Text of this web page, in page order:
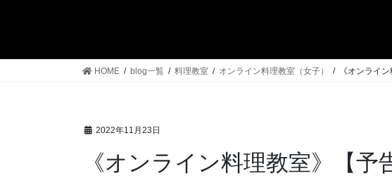
HOME blog一覧 料理教室 オンライン料理教室（女子） 《オンライ
2022年11月23日
《オンライン料理教室》【予